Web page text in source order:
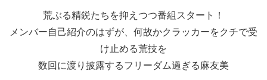
荒ぶる精鋭たちを抑えつつ番組スタート！
メンバー自己紹介のはずが、何故かクラッカーをクチで受
け止める荒技を
数回に渡り披露するフリーダム過ぎる麻友美